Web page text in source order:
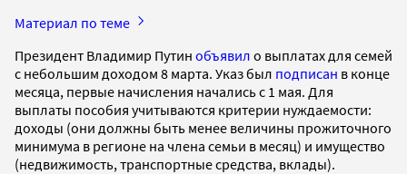
Материал по теме
Президент Владимир Путин объявил о выплатах для семей
с небольшим доходом 8 марта. Указ был подписан в конце
месяца, первые начисления начались с 1 мая. Для
выплаты пособия учитываются критерии нуждаемости:
доходы (они должны быть менее величины прожиточного
минимума в регионе на члена семьи в месяц) и имущество
(недвижимость, транспортные средства, вклады).